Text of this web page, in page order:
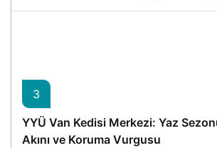
3
YYÜ Van Kedisi Merkezi: Yaz
Akını ve Koruma Vurgusu